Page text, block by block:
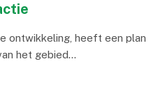
ontwikkeling, heeft een plan
het gebied…